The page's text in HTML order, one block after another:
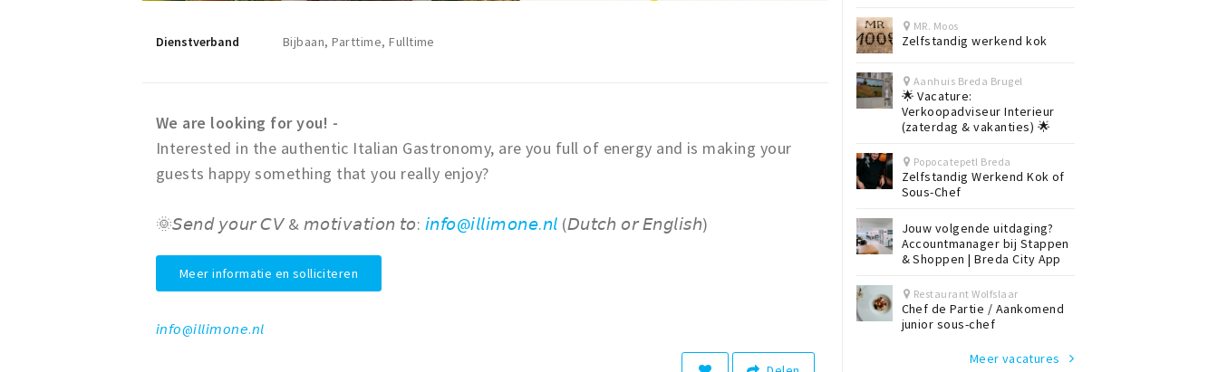
Dienstverband Bijbaan, Parttime, Fulltime
We are looking for you! -
Interested in the authentic Italian Gastronomy, are you full of energy and is making your
guests happy something that you really enjoy?
🌞𝘚𝘦𝘯𝘥 𝘺𝘰𝘶𝘳 𝘊𝘝 & 𝘮𝘰𝘵𝘪𝘷𝘢𝘵𝘪𝘰𝘯 𝘵𝘰: 𝘪𝘯𝘧𝘰@𝘪𝘭𝘭𝘪𝘮𝘰𝘯𝘦.𝘯𝘭 (𝘋𝘶𝘵𝘤𝘩 𝘰𝘳 𝘌𝘯𝘨𝘭𝘪𝘴𝘩)
Meer informatie en solliciteren
𝘪𝘯𝘧𝘰@𝘪𝘭𝘭𝘪𝘮𝘰𝘯𝘦.𝘯𝘭
MR. Moos
Zelfstandig werkend kok
Aanhuis Breda Brugel
🌟 Vacature:
Verkoopadviseur Interieur
(zaterdag & vakanties) 🌟
Popocatepetl Breda
Zelfstandig Werkend Kok of
Sous-Chef
Jouw volgende uitdaging?
Accountmanager bij Stappen
& Shoppen | Breda City App
Restaurant Wolfslaar
Chef de Partie / Aankomend
junior sous-chef
Meer vacatures